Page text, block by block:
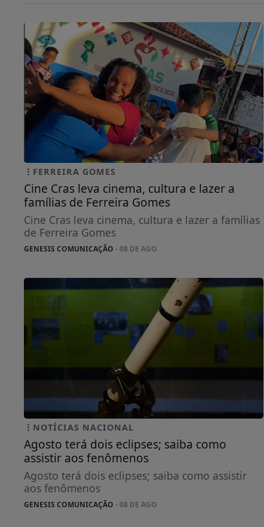
FERREIRA GOMES
Cine Cras leva cinema, cultura e lazer a
famílias de Ferreira Gomes
Cine Cras leva cinema, cultura e lazer a famílias
de Ferreira Gomes
GENESIS COMUNICAÇÃO - 08 DE AGO
NOTÍCIAS NACIONAL
Agosto terá dois eclipses; saiba como
assistir aos fenômenos
Agosto terá dois eclipses; saiba como assistir
aos fenômenos
GENESIS COMUNICAÇÃO - 08 DE AGO